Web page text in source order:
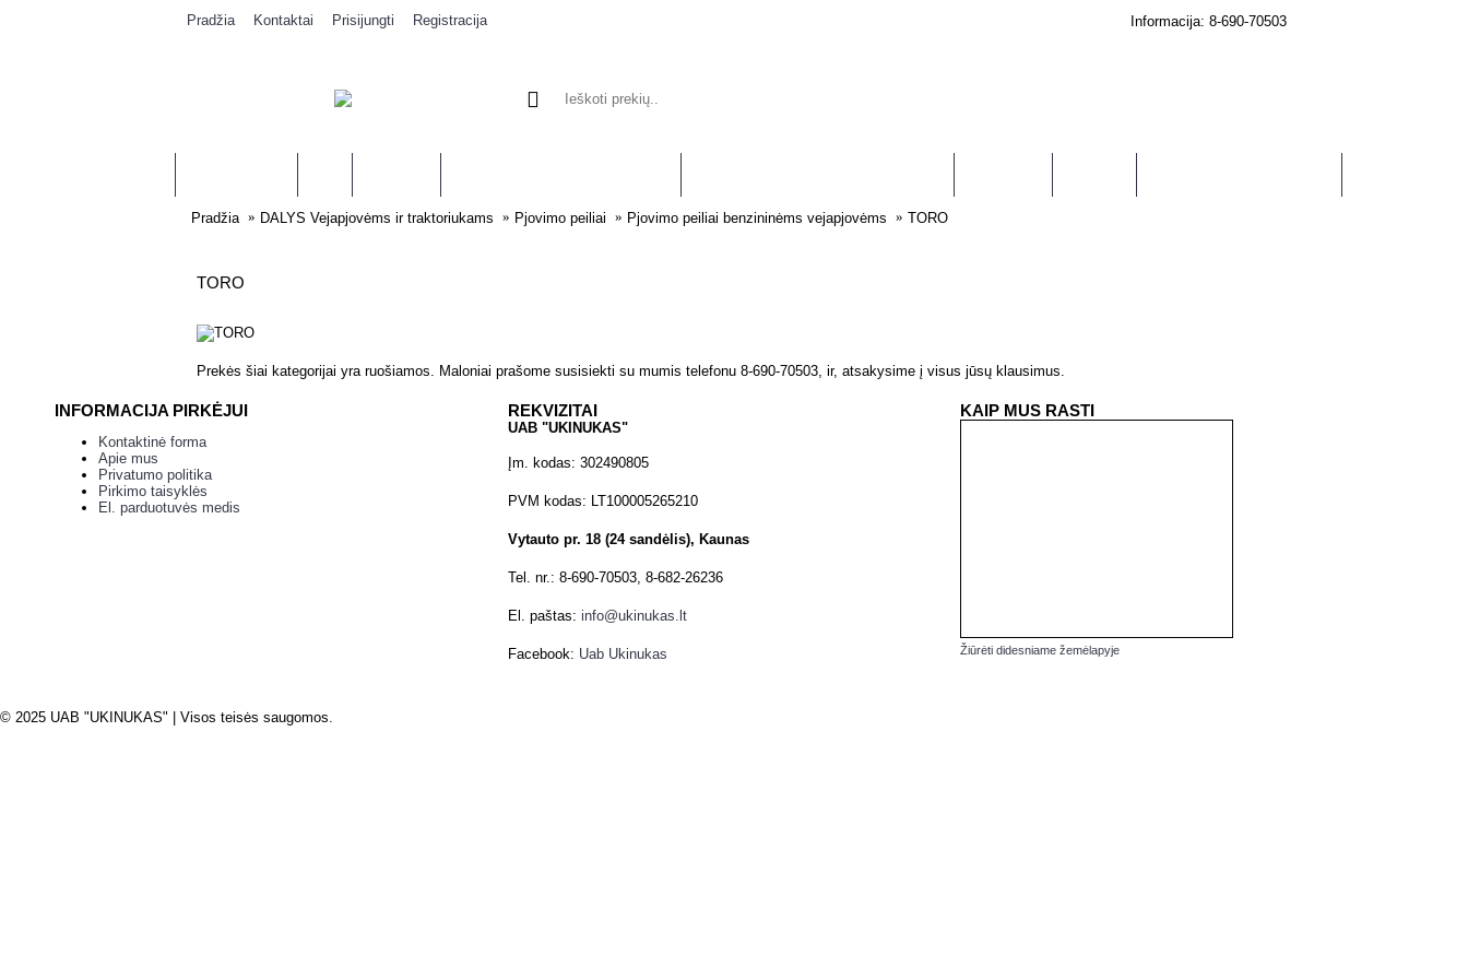
Pradžia Kontaktai Prisijungti Registracija Informacija: 8-690-70503
Pradžia DALYS Vejapjovėms ir traktoriukams Pjovimo peiliai Pjovimo peiliai benzininėms vejapjovėms TORO
TORO
Prekės šiai kategorijai yra ruošiamos. Maloniai prašome susisiekti su mumis telefonu 8-690-70503, ir, atsakysime į visus jūsų klausimus.
INFORMACIJA PIRKĖJUI
Kontaktinė forma
Apie mus
Privatumo politika
Pirkimo taisyklės
El. parduotuvės medis
REKVIZITAI
UAB "UKINUKAS"
Įm. kodas: 302490805
PVM kodas: LT100005265210
Vytauto pr. 18 (24 sandėlis), Kaunas
Tel. nr.: 8-690-70503, 8-682-26236
El. paštas: info@ukinukas.lt
Facebook: Uab Ukinukas
KAIP MUS RASTI
Žiūrėti didesniame žemėlapyje
© 2025 UAB "UKINUKAS" | Visos teisės saugomos.